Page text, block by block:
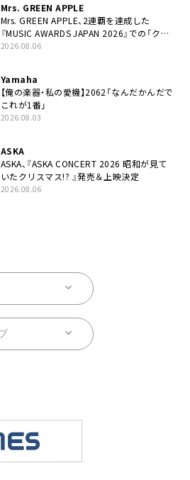
Mrs. GREEN APPLE
Mrs. GREEN APPLE、2連覇を達成した
『MUSIC AWARDS JAPAN 2026』での「クス
シキ」ライブパフォーマンスをYouTube公開
2026.08.06
Yamaha
【俺の楽器・私の愛機】2062「なんだかんだで
これが1番」
2026.08.03
ASKA
ASKA、『ASKA CONCERT 2026 昭和が見て
いたクリスマス!? 』発売＆上映決定
2026.08.06